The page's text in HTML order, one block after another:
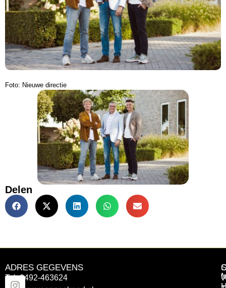
Foto: Nieuwe directie
Delen
ADRES GEGEVENS
Tel: 0492-463624